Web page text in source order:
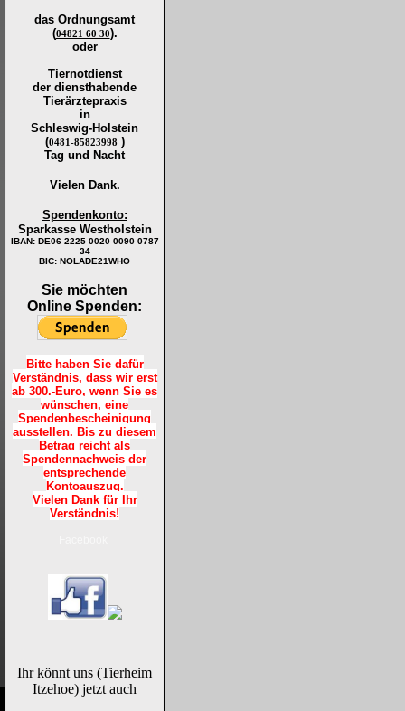
das Ordnungsamt
(04821 60 30).
oder
Tiernotdienst
der diensthabende
Tierärztepraxis
in
Schleswig-Holstein
(0481-85823998 )
Tag und Nacht
Vielen Dank.
Spendenkonto:
Sparkasse Westholstein
IBAN: DE06 2225 0020 0090 0787
34
BIC: NOLADE21WHO
Sie möchten
Online Spenden:
Bitte haben Sie dafür
Verständnis, dass wir erst
ab 300.-Euro, wenn Sie es
wünschen, eine
Spendenbescheinigung
ausstellen. Bis zu diesem
Betrag reicht als
Spendennachweis der
entsprechende
Kontoauszug.
Vielen Dank für Ihr
Verständnis!
Ihr könnt uns (Tierheim
Itzehoe) jetzt auch